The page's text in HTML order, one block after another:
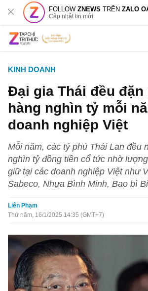
FOLLOWZNEWS TRÊNZALO
Cập nhật tin mới
KINH DOANH
Đại gia Thái đều đặn
hàng nghìn tỷ mỗi
doanh nghiệp Việt
Mỗi năm, các tỷ phú Thái Lan đều
nghìn tỷ đồng tiền cổ tức nhờ
giữ tại các doanh nghiệp Việt như
Sabeco, Nhựa Bình Minh, Bao bì
Liên Phạm
Thứ năm, 16/1/2025 14:35 (GMT+7)